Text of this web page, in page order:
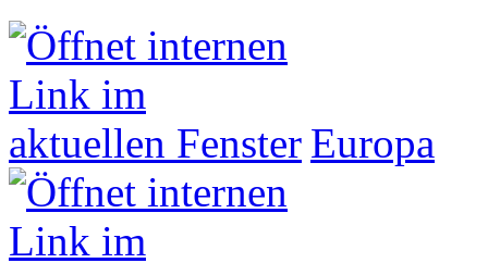
Europa